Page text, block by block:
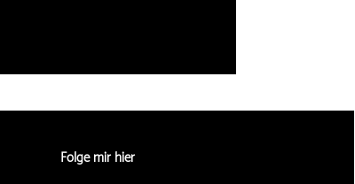
Folge mir hier